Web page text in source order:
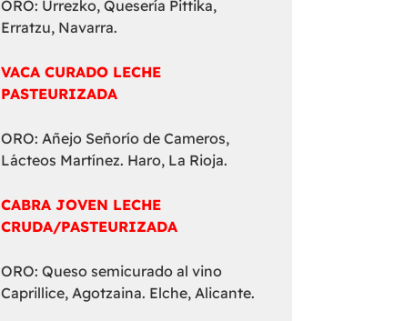
ORO: Urrezko, Quesería Pittika,
Erratzu, Navarra.
VACA CURADO LECHE
PASTEURIZADA
ORO: Añejo Señorío de Cameros,
Lácteos Martínez. Haro, La Rioja.
CABRA JOVEN LECHE
CRUDA/PASTEURIZADA
ORO: Queso semicurado al vino
Caprillice, Agotzaina. Elche, Alicante.